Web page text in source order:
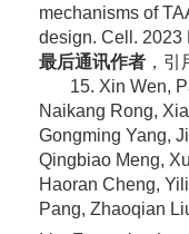
mechanisms of
design. Cell. 2023
最后通讯作者，引
15. Xin Wen,
Naikang Rong,
Gongming Yang,
Qingbiao Meng,
Haoran Cheng,
Pang, Zhaoqian